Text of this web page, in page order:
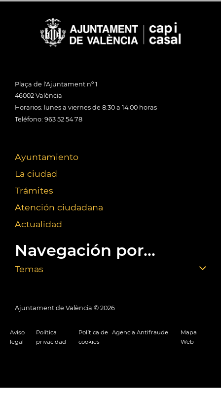
Plaça de l'Ajuntament nº 1
46002 València
Horarios: lunes a viernes de 8:30 a 14:00 horas
Teléfono: 963 52 54 78
Ayuntamiento
La ciudad
Trámites
Atención ciudadana
Actualidad
Navegación por...
Temas
Ajuntament de València © 2026
Aviso
legal
Política
privacidad
Política de
cookies
Agencia Antifraude
Mapa
Web